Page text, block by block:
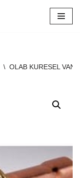
\ OLAB KURESEL